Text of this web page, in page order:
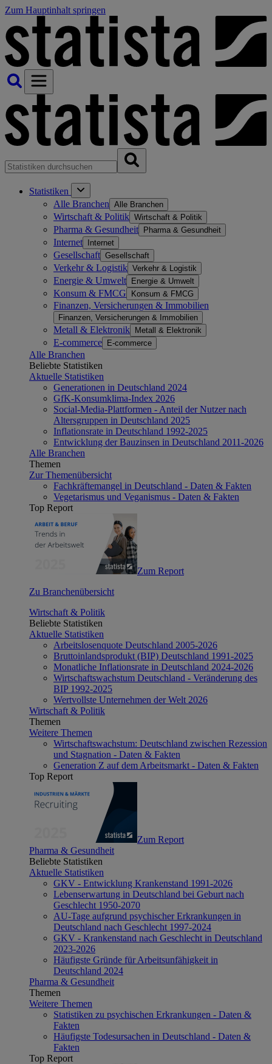
Zum Hauptinhalt springen
Statistiken
Alle Branchen Alle Branchen
Wirtschaft & Politik Wirtschaft & Politik
Pharma & Gesundheit Pharma & Gesundheit
Internet Internet
Gesellschaft Gesellschaft
Verkehr & Logistik Verkehr & Logistik
Energie & Umwelt Energie & Umwelt
Konsum & FMCG Konsum & FMCG
Finanzen, Versicherungen & Immobilien
Finanzen, Versicherungen & Immobilien
Metall & Elektronik Metall & Elektronik
E-commerce E-commerce
Alle Branchen
Beliebte Statistiken
Aktuelle Statistiken
Generationen in Deutschland 2024
GfK-Konsumklima-Index 2026
Social-Media-Plattformen - Anteil der Nutzer nach
Altersgruppen in Deutschland 2025
Inflationsrate in Deutschland 1992-2025
Entwicklung der Bauzinsen in Deutschland 2011-2026
Alle Branchen
Themen
Zur Themenübersicht
Fachkräftemangel in Deutschland - Daten & Fakten
Vegetarismus und Veganismus - Daten & Fakten
Top Report
Zum Report
Zu Branchenübersicht
Wirtschaft & Politik
Beliebte Statistiken
Aktuelle Statistiken
Arbeitslosenquote Deutschland 2005-2026
Bruttoinlandsprodukt (BIP) Deutschland 1991-2025
Monatliche Inflationsrate in Deutschland 2024-2026
Wirtschaftswachstum Deutschland - Veränderung des
BIP 1992-2025
Wertvollste Unternehmen der Welt 2026
Wirtschaft & Politik
Themen
Weitere Themen
Wirtschaftswachstum: Deutschland zwischen Rezession
und Stagnation - Daten & Fakten
Generation Z auf dem Arbeitsmarkt - Daten & Fakten
Top Report
Zum Report
Pharma & Gesundheit
Beliebte Statistiken
Aktuelle Statistiken
GKV - Entwicklung Krankenstand 1991-2026
Lebenserwartung in Deutschland bei Geburt nach
Geschlecht 1950-2070
AU-Tage aufgrund psychischer Erkrankungen in
Deutschland nach Geschlecht 1997-2024
GKV - Krankenstand nach Geschlecht in Deutschland
2023-2026
Häufigste Gründe für Arbeitsunfähigkeit in
Deutschland 2024
Pharma & Gesundheit
Themen
Weitere Themen
Statistiken zu psychischen Erkrankungen - Daten &
Fakten
Häufigste Todesursachen in Deutschland - Daten &
Fakten
Top Report